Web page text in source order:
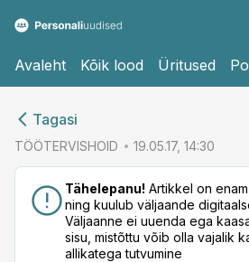
Avaleht Kõik lood Üritused
Tagasi
TÖÖTERVISHOID 19.05.17, 14:30
Tähelepanu! Artikkel on
ning kuulub väljaande
Väljaanne ei uuenda ega
sisu, mistõttu võib olla vajalik
allikatega tutvumine